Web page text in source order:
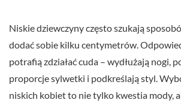
Niskie dziewczyny często szukają
dodać sobie kilku centymetrów.
potrafią zdziałać cuda – wydłużają nogi,
proporcje sylwetki i podkreślają styl.
niskich kobiet to nie tylko kwestia mody,